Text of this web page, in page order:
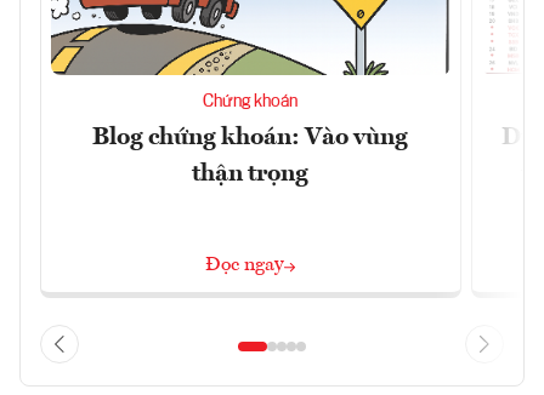
Chứng khoán
Blog chứng khoán: Vào vùng
thận trọng
Đọc ngay
Dự